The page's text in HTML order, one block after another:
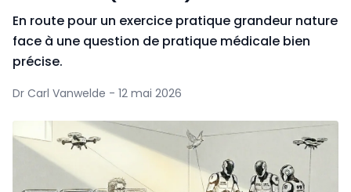
En route pour un exercice pratique grandeur nature
face à une question de pratique médicale bien
précise.
Dr Carl Vanwelde - 12 mai 2026